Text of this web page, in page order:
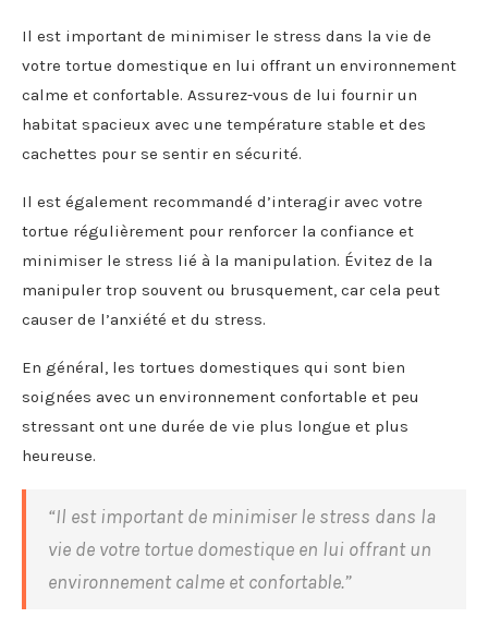
Il est important de minimiser le stress dans la vie de
votre tortue domestique en lui offrant un environnement
calme et confortable. Assurez-vous de lui fournir un
habitat spacieux avec une température stable et des
cachettes pour se sentir en sécurité.
Il est également recommandé d’interagir avec votre
tortue régulièrement pour renforcer la confiance et
minimiser le stress lié à la manipulation. Évitez de la
manipuler trop souvent ou brusquement, car cela peut
causer de l’anxiété et du stress.
En général, les tortues domestiques qui sont bien
soignées avec un environnement confortable et peu
stressant ont une durée de vie plus longue et plus
heureuse.
“Il est important de minimiser le stress dans la
vie de votre tortue domestique en lui offrant un
environnement calme et confortable.”